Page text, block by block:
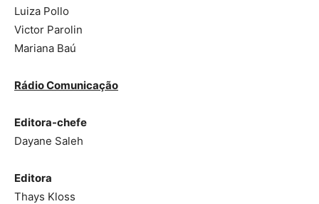
Luiza Pollo
Victor Parolin
Mariana Baú
Rádio Comunicação
Editora-chefe
Dayane Saleh
Editora
Thays Kloss